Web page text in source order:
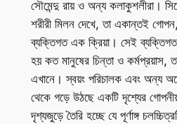
সৌমেন্দু রায় ও অন্য কলাকুশলীরা।
শরীরী মিলন দেখে, তা একান্তই
ব্যক্তিগত এক ক্রিয়া। সেই
হয় কত মানুষের চিন্তা ও কর্মপ্রয়াস,
এখানে। স্বয়ং পরিচালক এবং অন্য
থেকে গড়ে উঠছে একটি দৃশ্যের
দৃশ্যজুড়ে তৈরি হচ্ছে যে পূর্ণাঙ্গ